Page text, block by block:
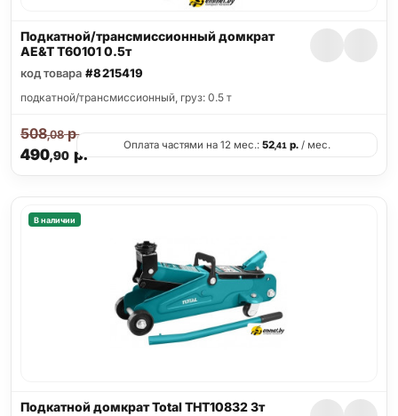
Подкатной/трансмиссионный домкрат
AE&T T60101 0.5т
код товара #8215419
подкатной/трансмиссионный, груз: 0.5 т
490,90р.
508,08р.
Оплата частями на 12 мес.: 52,41 р. / мес.
В наличии
Подкатной домкрат Total THT10832 3т